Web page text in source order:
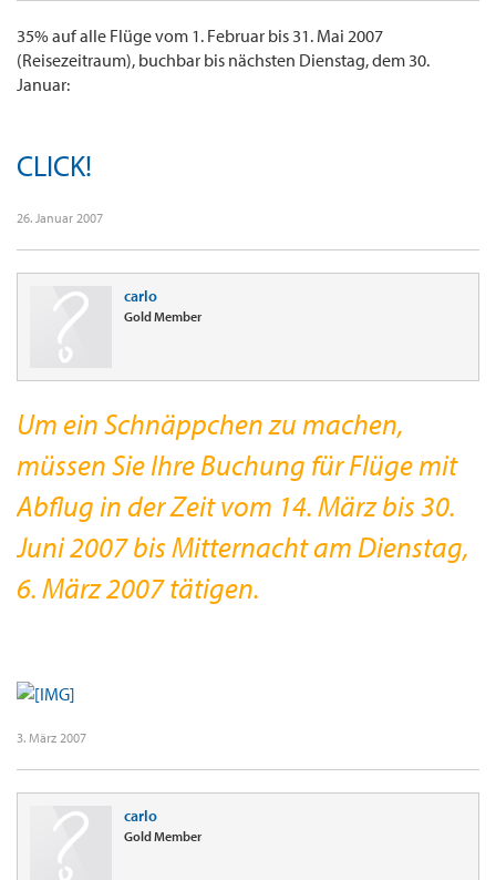
35% auf alle Flüge vom 1. Februar bis 31. Mai 2007
(Reisezeitraum), buchbar bis nächsten Dienstag, dem 30.
Januar:
CLICK!
26. Januar 2007
carlo
Gold Member
Um ein Schnäppchen zu machen,
müssen Sie Ihre Buchung für Flüge mit
Abflug in der Zeit vom 14. März bis 30.
Juni 2007 bis Mitternacht am Dienstag,
6. März 2007 tätigen.
3. März 2007
carlo
Gold Member